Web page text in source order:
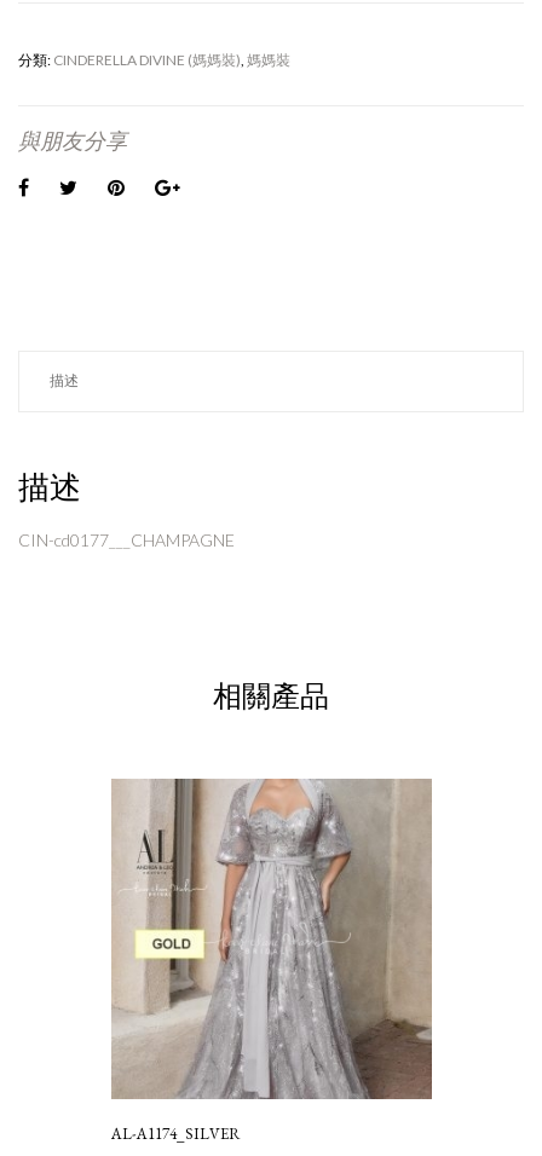
分類: CINDERELLA DIVINE (媽媽裝) 媽媽裝
與朋友分享
描述
描述
CIN-cd0177___CHAMPAGNE
相關產品
AL-A1174_SILVER